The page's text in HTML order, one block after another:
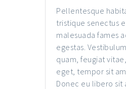
Pellentesque
tristique senectus
malesuada fames
egestas.
quam, feugiat
eget, tempor sit
Donec eu libero sit